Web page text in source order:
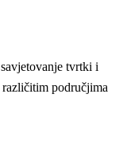
tvrtki i
područjima